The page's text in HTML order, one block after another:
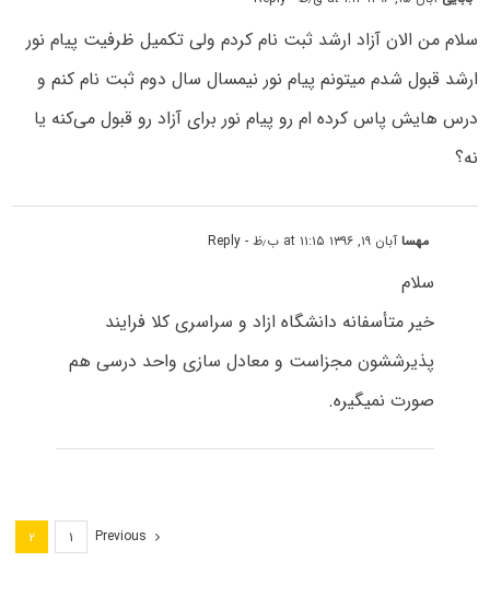
سلام من الان آزاد ارشد ثبت نام کردم ولی تکمیل ظرفیت پیام نور
ارشد قبول شدم میتونم پیام نور نیمسال سال دوم ثبت نام کنم و
درس هایش پاس کرده ام رو پیام نور برای آزاد رو قبول می‌کنه یا
نه؟
مهساآبان ۱۹, ۱۳۹۶ at ۱۱:۱۵ ب٫ظ - Reply
سلام
خیر متأسفانه دانشگاه ازاد و سراسری کلا فرایند
پذیرششون مجزاست و معادل سازی واحد درسی هم
صورت نمیگیره.
Previous ۱ ۲